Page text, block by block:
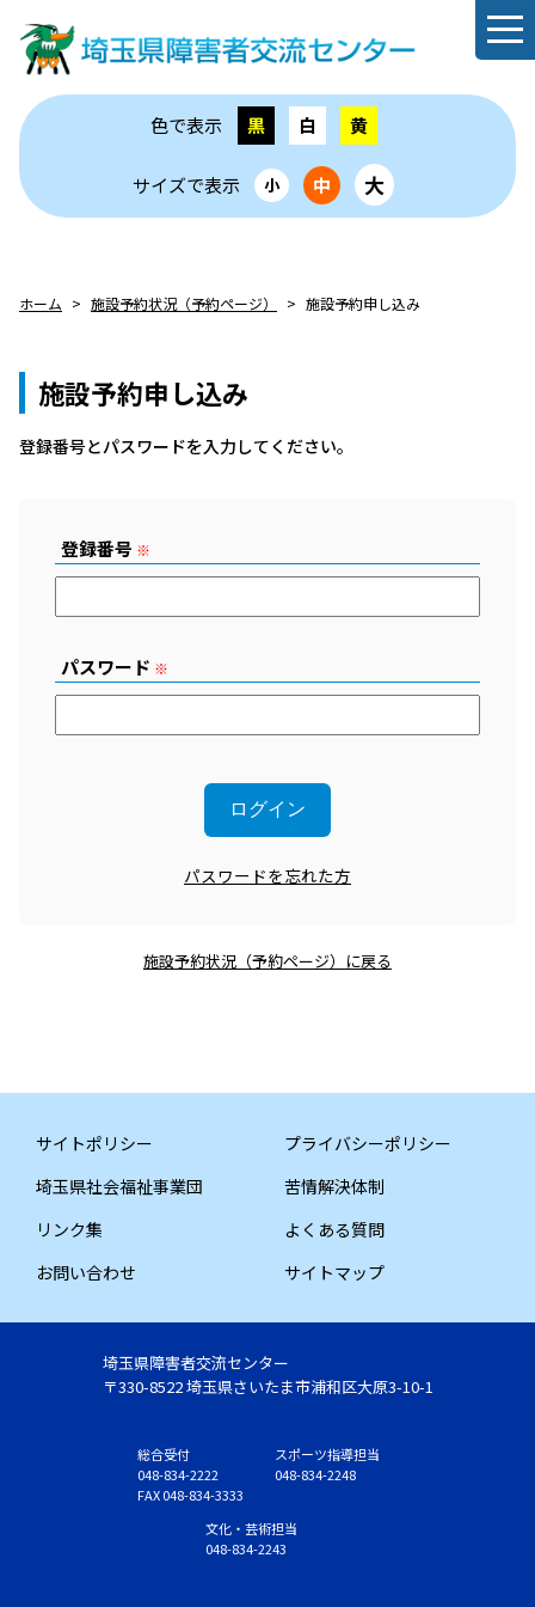
色で表示 黒 白 黄
サイズで表示 小 中 大
ホーム 施設予約状況（予約ページ） 施設予約申し込み
施設予約申し込み
登録番号とパスワードを⼊⼒してください。
登録番号 ※
パスワード ※
パスワードを忘れた方
施設予約状況（予約ページ）に戻る
サイトポリシー
プライバシーポリシー
埼玉県社会福祉事業団
苦情解決体制
リンク集
よくある質問
お問い合わせ
サイトマップ
埼玉県障害者交流センター
〒330-8522 埼玉県さいたま市浦和区大原3-10-1
総合受付
048-834-2222
FAX 048-834-3333
スポーツ指導担当
048-834-2248
文化・芸術担当
048-834-2243